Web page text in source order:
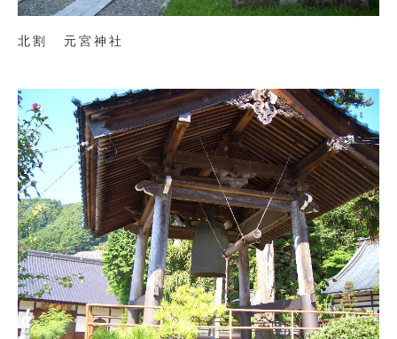
北割 元宮神社